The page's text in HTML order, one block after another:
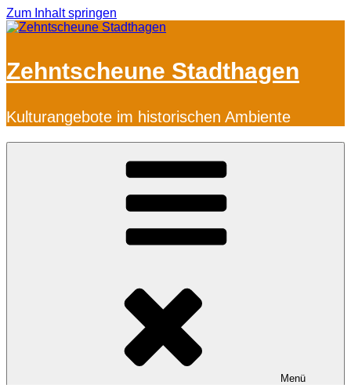
Zum Inhalt springen
Zehntscheune Stadthagen
Kulturangebote im historischen Ambiente
Menü